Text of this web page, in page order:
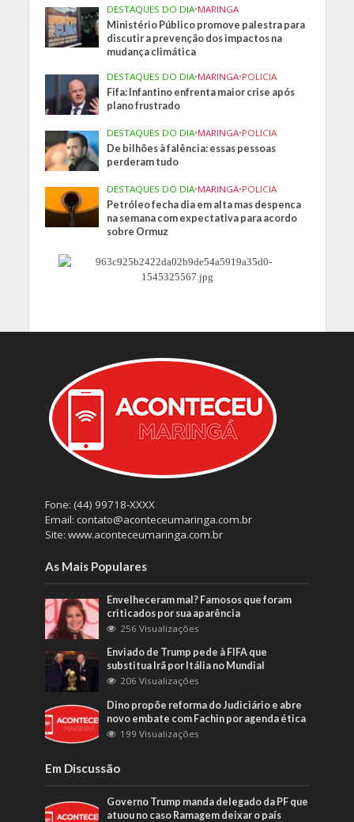
DESTAQUES DO DIA•MARINGA
Ministério Público promove palestra para
discutir a prevenção dos impactos na
mudança climática
DESTAQUES DO DIA•MARINGA•POLICIA
Fifa: Infantino enfrenta maior crise após
plano frustrado
DESTAQUES DO DIA•MARINGA•POLICIA
De bilhões à falência: essas pessoas
perderam tudo
DESTAQUES DO DIA•MARINGA•POLICIA
Petróleo fecha dia em alta mas despenca
na semana com expectativa para acordo
sobre Ormuz
Fone: (44) 99718-XXXX
Email: contato@aconteceumaringa.com.br
Site: www.aconteceumaringa.com.br
As Mais Populares
Envelheceram mal? Famosos que foram
criticados por sua aparência
256 Visualizações
Enviado de Trump pede à FIFA que
substitua Irã por Itália no Mundial
206 Visualizações
Dino propõe reforma do Judiciário e abre
novo embate com Fachin por agenda ética
199 Visualizações
Em Discussão
Governo Trump manda delegado da PF que
atuou no caso Ramagem deixar o país